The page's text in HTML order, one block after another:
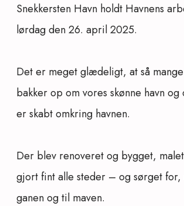
Snekkersten Havn holdt Havnens
lørdag den 26. april 2025.
Det er meget glædeligt, at så
bakker op om vores skønne havn
er skabt omkring havnen.
Der blev renoveret og bygget,
gjort fint alle steder – og sørget
ganen og til maven.